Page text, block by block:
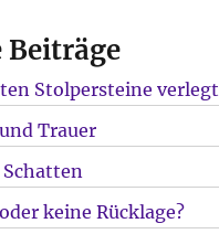
Stolpersteine verlegt
Trauer
keine Rücklage?